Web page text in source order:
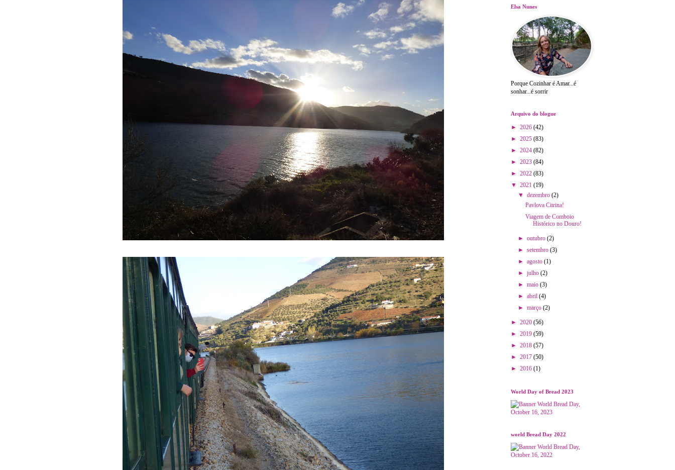
Elsa Nunes
Porque Cozinhar é Amar...é
sonhar...é sorrir
Arquivo do blogue
► 2026 (42)
► 2025 (83)
► 2024 (82)
► 2023 (84)
► 2022 (83)
▼ 2021 (19)
▼ dezembro (2)
Pavlova Citrina!
Viagem de Comboio
Histórico no Douro!
► outubro (2)
► setembro (3)
► agosto (1)
► julho (2)
► maio (3)
► abril (4)
► março (2)
► 2020 (56)
► 2019 (59)
► 2018 (57)
► 2017 (50)
► 2016 (1)
World Day of Bread 2023
world Bread Day 2022